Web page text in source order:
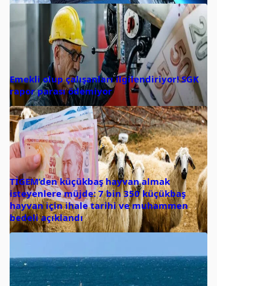
Emekli olup çalışanları ilgilendiriyor! SGK
rapor parası ödemiyor
TİGEM’den küçükbaş hayvan almak
isteyenlere müjde: 7 bin 350 küçükbaş
hayvan için ihale tarihi ve muhammen
bedeli açıklandı